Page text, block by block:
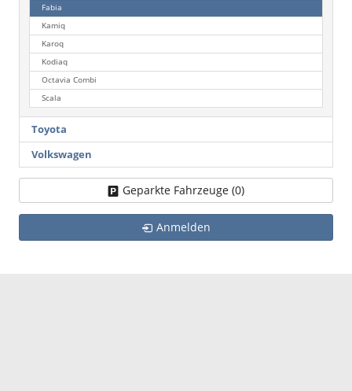
Fabia
Kamiq
Karoq
Kodiaq
Octavia Combi
Scala
Toyota
Volkswagen
Geparkte Fahrzeuge (0)
Anmelden